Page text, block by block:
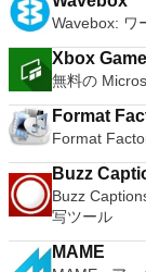
effective
multimedia
both a
USB 3.0,
VMware
who are a
Windows 10.
all of
environment,
VMware
you can also
Fedora, and
Workstation
and cutting
crowd. The
Wavebox: ワ
Xbox
無料の
Format
Format
Buzz
Buzz
写ツール
MAME